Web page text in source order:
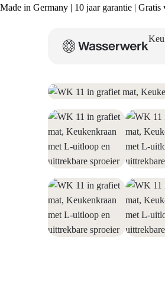
Made in Germany | 10 jaar garantie | Gratis